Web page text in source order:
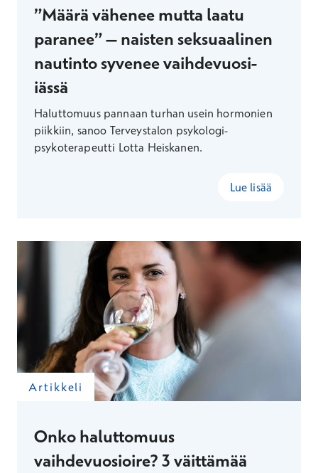
”Määrä vähenee mutta laatu
paranee” – naisten seksuaalinen
nautinto syvenee vaihdevuosi-
iässä
Haluttomuus pannaan turhan usein hormonien
piikkiin, sanoo Terveystalon psykologi-
psykoterapeutti Lotta Heiskanen.
Lue lisää
Artikkeli
Onko haluttomuus
vaihdevuosioire? 3 väittämää